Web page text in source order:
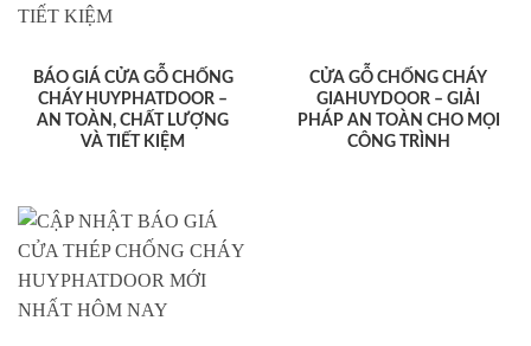
BÁO GIÁ CỬA GỖ CHỐNG
CHÁY HUYPHATDOOR –
AN TOÀN, CHẤT LƯỢNG
VÀ TIẾT KIỆM
CỬA GỖ CHỐNG CHÁY
GIAHUYDOOR – GIẢI
PHÁP AN TOÀN CHO MỌI
CÔNG TRÌNH